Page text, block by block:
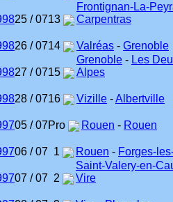
25 / 0713
Frontignan-La-
Carpentras
26 / 0714 Valréas - Grenoble
27 / 0715
Grenoble - Les
Alpes
28 / 0716 Vizille -Albertville
05 / 07Pro Rouen - Rouen
06 / 07 1 Rouen - Forges-
07 / 07 2
Saint-Valery-en-
Vire